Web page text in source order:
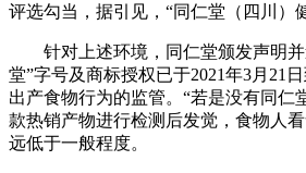
评选勾当，据引见，“同仁堂（四川）
针对上述环境，同仁堂颁发声明并
堂”字号及商标授权已于2021年3月21
出产食物行为的监管。“若是没有同
款热销产物进行检测后发觉，食物人
远低于一般程度。